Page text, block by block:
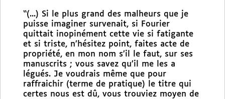
“(...) Si le plus grand des malheurs que je
puisse imaginer survenait, si Fourier
quittait inopinément cette vie si fatigante
et si triste, n’hésitez point, faites acte de
propriété, en mon nom s’il le faut, sur ses
manuscrits ; vous savez qu’il me les a
légués. Je voudrais même que pour
raffraichir (terme de pratique) le titre qui
certes nous est dû, vous trouviez moyen de